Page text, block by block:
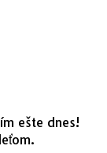
ešte dnes!